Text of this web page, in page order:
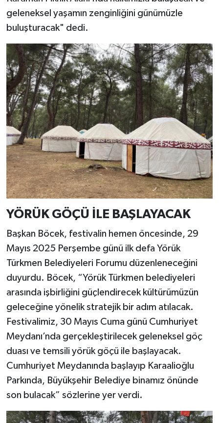
geleneksel yaşamın zenginliğini günümüzle
buluşturacak" dedi.
YÖRÜK GÖÇÜ İLE BAŞLAYACAK
Başkan Böcek, festivalin hemen öncesinde, 29
Mayıs 2025 Perşembe günü ilk defa Yörük
Türkmen Belediyeleri Forumu düzenleneceğini
duyurdu. Böcek, “Yörük Türkmen belediyeleri
arasında işbirliğini güçlendirecek kültürümüzün
geleceğine yönelik stratejik bir adım atılacak.
Festivalimiz, 30 Mayıs Cuma günü Cumhuriyet
Meydanı’nda gerçekleştirilecek geleneksel göç
duası ve temsili yörük göçü ile başlayacak.
Cumhuriyet Meydanında başlayıp Karaalioğlu
Parkında, Büyükşehir Belediye binamız önünde
son bulacak” sözlerine yer verdi.